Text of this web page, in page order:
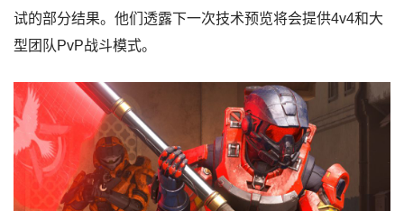
试的部分结果。他们透露下一次技术预览将会提供4v4和大
型团队PvP战斗模式。